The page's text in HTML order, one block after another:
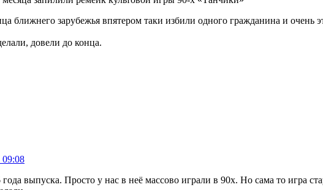
ближнего зарубежья впятером таки избили одного гражданина и очень
довели до конца.
выпуска. Просто у нас в неё массово играли в 90х. Но сама то игра